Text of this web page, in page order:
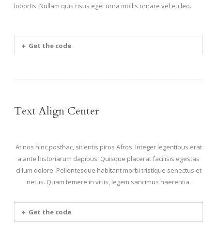
lobortis. Nullam quis risus eget urna mollis ornare vel eu leo.
Get the code
Text Align Center
At nos hinc posthac, sitientis piros Afros. Integer legentibus erat
a ante historiarum dapibus. Quisque placerat facilisis egestas
cillum dolore. Pellentesque habitant morbi tristique senectus et
netus. Quam temere in vitiis, legem sancimus haerentia.
Get the code